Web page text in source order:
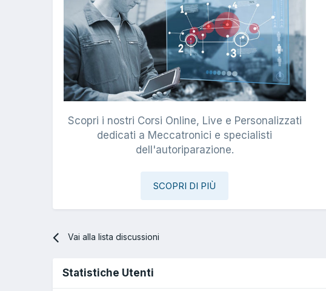
Scopri i nostri Corsi Online, Live e Personalizzati
dedicati a Meccatronici e specialisti
dell'autoriparazione.
SCOPRI DI PIÙ
Vai alla lista discussioni
Statistiche Utenti